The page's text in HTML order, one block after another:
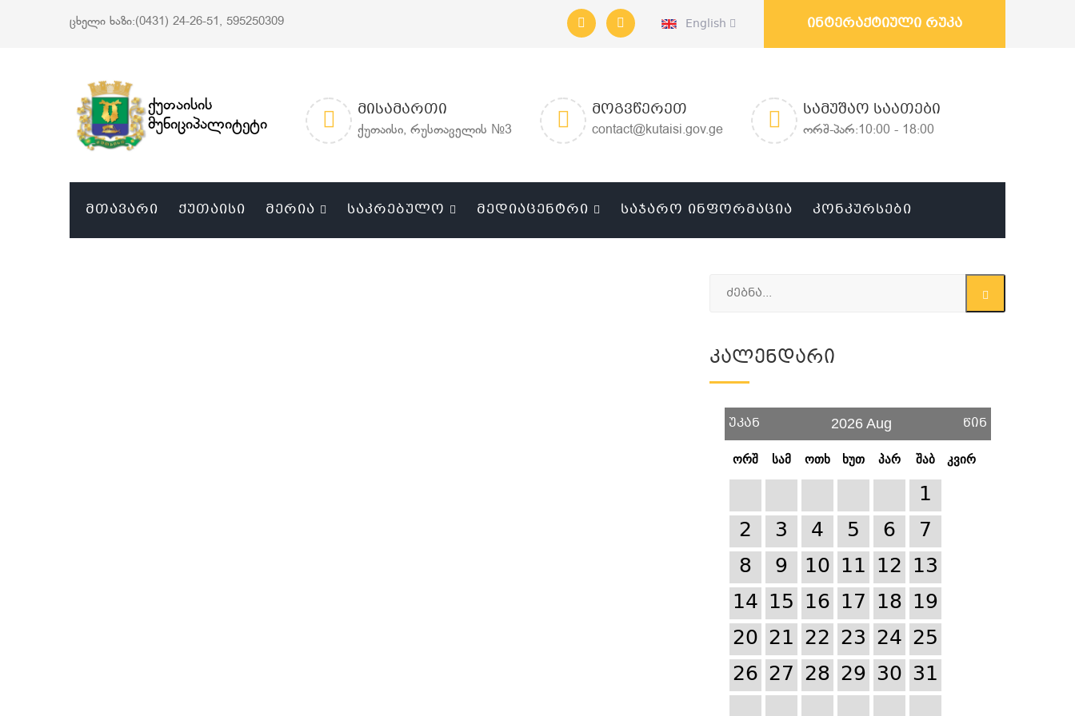
ცხელი ხაზი:(0431) 24-26-51, 595250309 English ინტერაქტიული რუკა
ქუთაისის
მუნიციპალიტეტი
ᲛᲘᲡᲐᲛᲐᲠᲗᲘ
ქუთაისი, რუსთაველის №3
ᲛᲝᲒᲕᲬᲔᲠᲔᲗ
contact@kutaisi.gov.ge
ᲡᲐᲛᲣᲨᲐᲝ ᲡᲐᲐᲗᲔᲑᲘ
ორშ-პარ:10:00 - 18:00
ᲛᲗᲐᲕᲐᲠᲘ ᲥᲣᲗᲐᲘᲡᲘ ᲛᲔᲠᲘᲐ ᲡᲐᲙᲠᲔᲑᲣᲚᲝ ᲛᲔᲓᲘᲐᲪᲔᲜᲢᲠᲘ ᲡᲐᲯᲐᲠᲝ ᲘᲜᲤᲝᲠᲛᲐᲪᲘᲐ ᲙᲝᲜᲙᲣᲠᲡᲔᲑᲘ
Კალენდარი
უკან 2026 Aug წინ
ორშ სამ ოთხ ხუთ პარ შაბ კვირ
1
2
3 4 5 6
7
8
9 10 11 12 13
14 15 16 17 18 19
20 21 22 23 24 25
26 27 28 29 30 31